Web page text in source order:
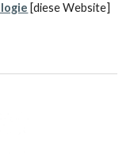
[diese Website]